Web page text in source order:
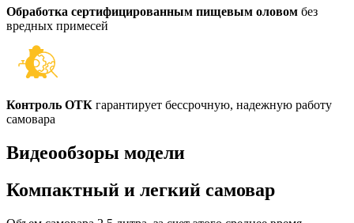
Обработка сертифицированным пищевым оловом без
вредных примесей
Контроль ОТК гарантирует бессрочную, надежную работу
самовара
Видеообзоры модели
Компактный и легкий самовар